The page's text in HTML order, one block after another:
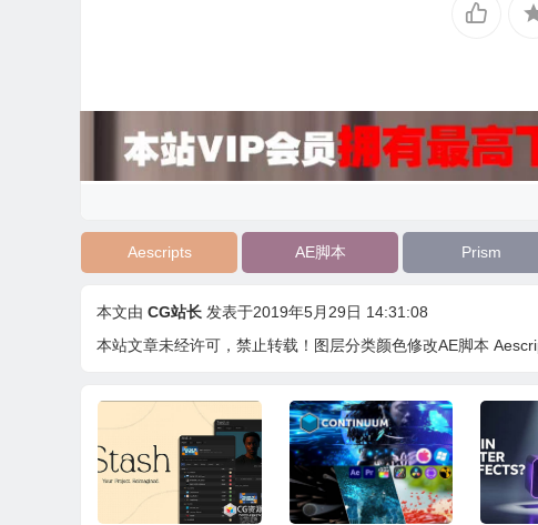
Aescripts AE脚本 Prism
本文由 CG站长 发表于2019年5月29日 14:31:08
本站文章未经许可，禁止转载！ 图层分类颜色修改AE脚本